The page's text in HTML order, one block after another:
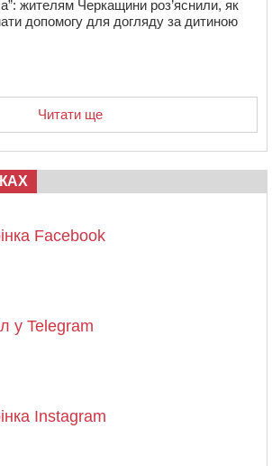
жителям Черкащини роз’яснили, як
допомогу для догляду за дитиною
Читати ще
Facebook
у Telegram
Instagram